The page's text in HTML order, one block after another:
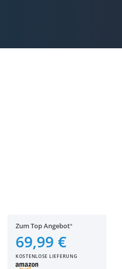
Zum Top Angebot
69,99 €
KOSTENLOSE LIEFERUNG